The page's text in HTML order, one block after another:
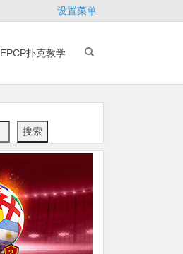
设置菜单
EPCP扑克教学
搜索